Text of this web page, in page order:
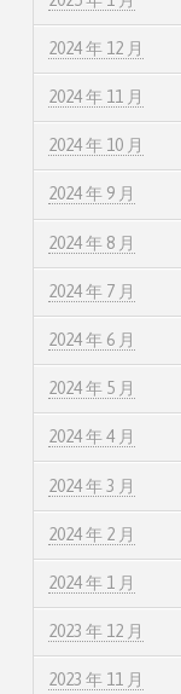
2024 年 12 月
2024 年 11 月
2024 年 10 月
2024 年 9 月
2024 年 8 月
2024 年 7 月
2024 年 6 月
2024 年 5 月
2024 年 4 月
2024 年 3 月
2024 年 2 月
2024 年 1 月
2023 年 12 月
2023 年 11 月